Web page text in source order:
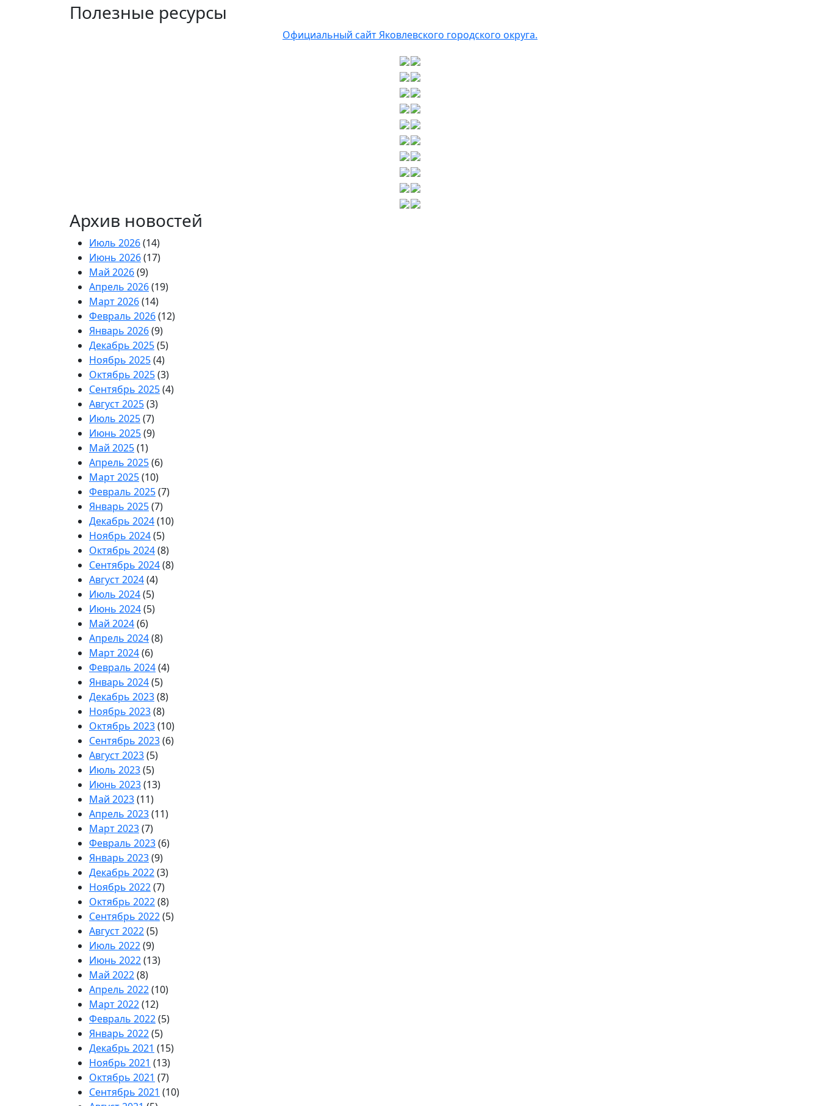
Полезные ресурсы
Официальный сайт Яковлевского городского округа.
Архив новостей
Июль 2026(14)
Июнь 2026(17)
Май 2026(9)
Апрель 2026(19)
Март 2026(14)
Февраль 2026(12)
Январь 2026(9)
Декабрь 2025(5)
Ноябрь 2025(4)
Октябрь 2025(3)
Сентябрь 2025(4)
Август 2025(3)
Июль 2025(7)
Июнь 2025(9)
Май 2025(1)
Апрель 2025(6)
Март 2025(10)
Февраль 2025(7)
Январь 2025(7)
Декабрь 2024(10)
Ноябрь 2024(5)
Октябрь 2024(8)
Сентябрь 2024(8)
Август 2024(4)
Июль 2024(5)
Июнь 2024(5)
Май 2024(6)
Апрель 2024(8)
Март 2024(6)
Февраль 2024(4)
Январь 2024(5)
Декабрь 2023(8)
Ноябрь 2023(8)
Октябрь 2023(10)
Сентябрь 2023(6)
Август 2023(5)
Июль 2023(5)
Июнь 2023(13)
Май 2023(11)
Апрель 2023(11)
Март 2023(7)
Февраль 2023(6)
Январь 2023(9)
Декабрь 2022(3)
Ноябрь 2022(7)
Октябрь 2022(8)
Сентябрь 2022(5)
Август 2022(5)
Июль 2022(9)
Июнь 2022(13)
Май 2022(8)
Апрель 2022(10)
Март 2022(12)
Февраль 2022(5)
Январь 2022(5)
Декабрь 2021 (15)
Ноябрь 2021 (13)
Октябрь 2021 (7)
Сентябрь 2021 (10)